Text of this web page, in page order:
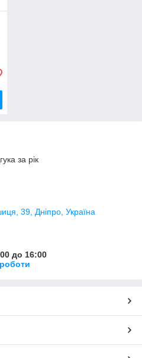
за рік
39, Дніпро, Україна
до 16:00